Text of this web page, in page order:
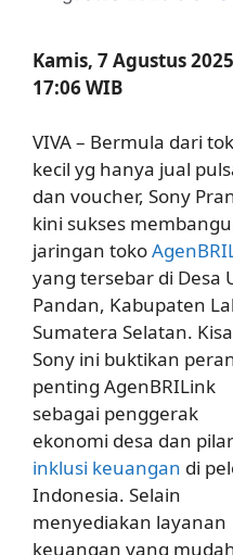
Kamis, 7 Agustus
17:06 WIB
VIVA – Bermula dari
kecil yg hanya jual
dan voucher, Sony
kini sukses
jaringan toko
yang tersebar di Desa
Pandan, Kabupaten
Sumatera Selatan.
Sony ini buktikan
penting AgenBRILink
sebagai penggerak
ekonomi desa dan pilar
inklusi keuangan di
Indonesia. Selain
menyediakan layanan
keuangan yang